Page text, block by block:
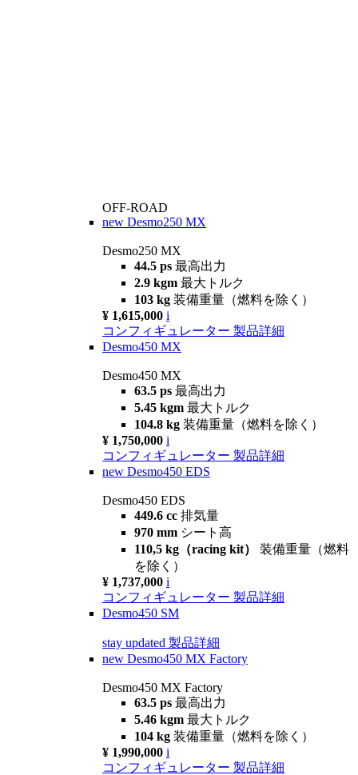
OFF-ROAD
new Desmo250 MX
Desmo250 MX
44.5 ps 最高出力
2.9 kgm 最大トルク
103 kg 装備重量（燃料を除く）
¥ 1,615,000 i
コンフィギュレーター 製品詳細
Desmo450 MX
Desmo450 MX
63.5 ps 最高出力
5.45 kgm 最大トルク
104.8 kg 装備重量（燃料を除く）
¥ 1,750,000 i
コンフィギュレーター 製品詳細
new Desmo450 EDS
Desmo450 EDS
449.6 cc 排気量
970 mm シート高
110,5 kg（racing kit） 装備重量（燃料
を除く）
¥ 1,737,000 i
コンフィギュレーター 製品詳細
Desmo450 SM
stay updated 製品詳細
new Desmo450 MX Factory
Desmo450 MX Factory
63.5 ps 最高出力
5.46 kgm 最大トルク
104 kg 装備重量（燃料を除く）
¥ 1,990,000 i
コンフィギュレーター 製品詳細